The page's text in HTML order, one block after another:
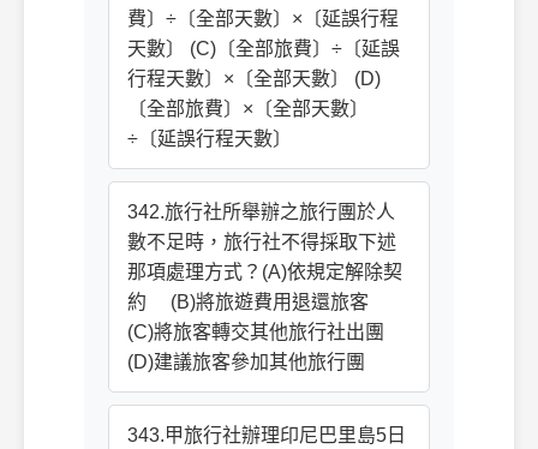
費〕÷〔全部天數〕×〔延誤行程
天數〕 (C)〔全部旅費〕÷〔延誤
行程天數〕×〔全部天數〕 (D)
〔全部旅費〕×〔全部天數〕
÷〔延誤行程天數〕
342.旅行社所舉辦之旅行團於人
數不足時，旅行社不得採取下述
那項處理方式？(A)依規定解除契
約 (B)將旅遊費用退還旅客
(C)將旅客轉交其他旅行社出團
(D)建議旅客參加其他旅行團
343.甲旅行社辦理印尼巴里島5日